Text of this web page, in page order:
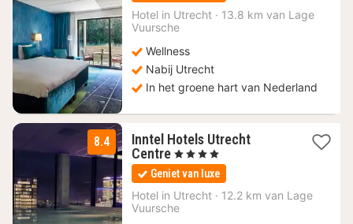
132
Hotel in Utrecht · 13.8 km van Lage
Vuursche
Wellness
Nabij Utrecht
In het groene hart van Nederland
8.4
Inntel Hotels Utrecht
Centre 1
nacht
vanaf
121
€
, 4 Sterren
Geniet van luxe
Hotel in Utrecht · 12.2 km van Lage
Vuursche